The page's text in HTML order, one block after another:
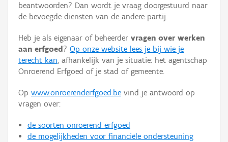
Persoon of collectief
Hergebruik
Aanmelden
beantwoorden? Dan wordt je vraag doorgestuurd naar
de bevoegde diensten van de andere partij.
Heb je als eigenaar of beheerder vragen over werken
aan erfgoed ? Op onze website lees je bij wie je
terecht kan, afhankelijk van je situatie: het agentschap
Onroerend Erfgoed of je stad of gemeente.
Op www.onroerenderfgoed.be vind je antwoord op
vragen over:
de soorten onroerend erfgoed
de mogelijkheden voor financiële ondersteuning